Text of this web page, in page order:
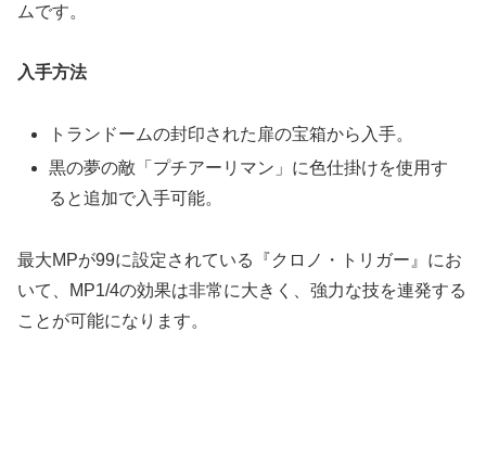
ムです。
入手方法
トランドームの封印された扉の宝箱から入手。
黒の夢の敵「プチアーリマン」に色仕掛けを使用す
ると追加で入手可能。
最大MPが99に設定されている『クロノ・トリガー』にお
いて、MP1/4の効果は非常に大きく、強力な技を連発する
ことが可能になります。